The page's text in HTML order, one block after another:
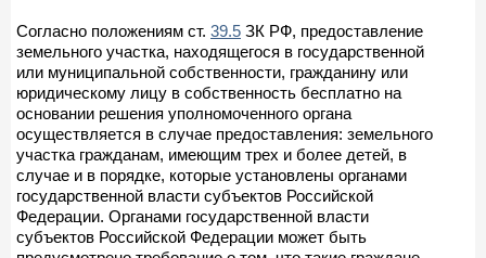
Согласно положениям ст. 39.5 ЗК РФ, предоставление
земельного участка, находящегося в государственной
или муниципальной собственности, гражданину или
юридическому лицу в собственность бесплатно на
основании решения уполномоченного органа
осуществляется в случае предоставления: земельного
участка гражданам, имеющим трех и более детей, в
случае и в порядке, которые установлены органами
государственной власти субъектов Российской
Федерации. Органами государственной власти
субъектов Российской Федерации может быть